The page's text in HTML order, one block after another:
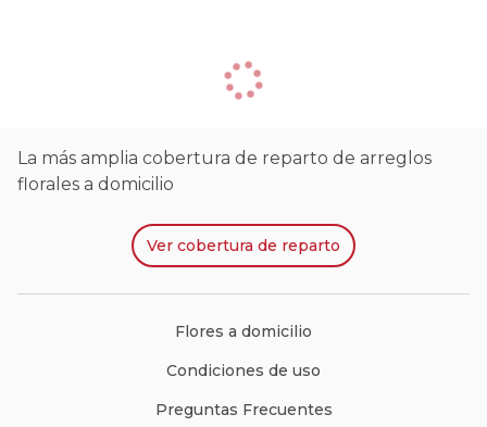
La más amplia cobertura de reparto de arreglos
florales a domicilio
Ver cobertura de reparto
Flores a domicilio
Condiciones de uso
Preguntas Frecuentes